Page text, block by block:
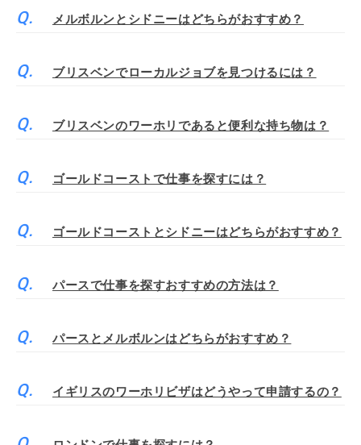
メルボルンとシドニーはどちらがおすすめ？
ブリスベンでローカルジョブを見つけるには？
ブリスベンのワーホリであると便利な持ち物は？
ゴールドコーストで仕事を探すには？
ゴールドコーストとシドニーはどちらがおすすめ？
パースで仕事を探すおすすめの方法は？
パースとメルボルンはどちらがおすすめ？
イギリスのワーホリビザはどうやって申請するの？